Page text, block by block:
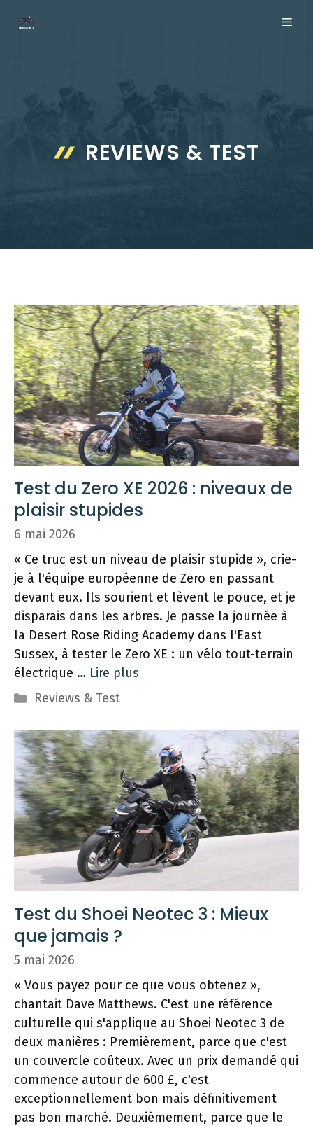
REVIEWS & TEST
Test du Zero XE 2026 : niveaux de
plaisir stupides
6 mai 2026
« Ce truc est un niveau de plaisir stupide », crie-
je à l'équipe européenne de Zero en passant
devant eux. Ils sourient et lèvent le pouce, et je
disparais dans les arbres. Je passe la journée à
la Desert Rose Riding Academy dans l'East
Sussex, à tester le Zero XE : un vélo tout-terrain
électrique … Lire plus
Catégories
Reviews & Test
Test du Shoei Neotec 3 : Mieux
que jamais ?
5 mai 2026
« Vous payez pour ce que vous obtenez »,
chantait Dave Matthews. C'est une référence
culturelle qui s'applique au Shoei Neotec 3 de
deux manières : Premièrement, parce que c'est
un couvercle coûteux. Avec un prix demandé qui
commence autour de 600 £, c'est
exceptionnellement bon mais définitivement
pas bon marché. Deuxièmement, parce que le